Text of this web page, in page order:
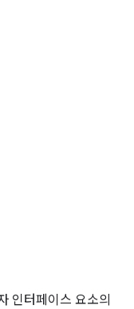
인터페이스 요소의